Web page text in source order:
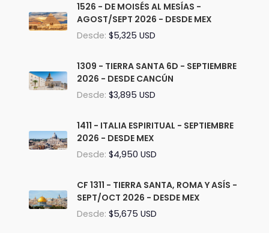
1526 - DE MOISÉS AL MESÍAS -
AGOST/SEPT 2026 - DESDE MEX
Desde: $5,325 USD
1309 - TIERRA SANTA 6D - SEPTIEMBRE
2026 - DESDE CANCÚN
Desde: $3,895 USD
1411 - ITALIA ESPIRITUAL - SEPTIEMBRE
2026 - DESDE MEX
Desde: $4,950 USD
CF 1311 - TIERRA SANTA, ROMA Y ASÍS -
SEPT/OCT 2026 - DESDE MEX
Desde: $5,675 USD